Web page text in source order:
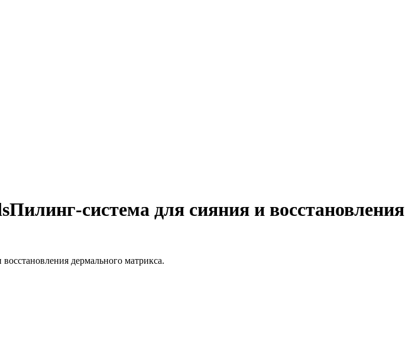
Пилинг-система для сияния и восстановления
дермального матрикса.